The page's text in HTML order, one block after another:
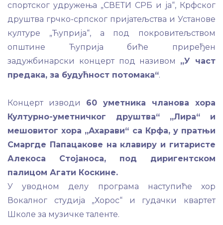
спортског удружења „СВЕТИ СРБ и ја“, Крфског
друштва грчко-српског пријатељства и Установе
културе „Ћуприја“, а под покровитељством
општине Ћуприја биће приређен
задужбинарски концерт под називом „У част
предака, за будућност потомака“.
Концерт изводи 60 уметника чланова хора
Културно-уметничког друштва“ „Лира“ и
мешовитог хора „Ахарави“ са Крфа, у пратњи
Смаргде Папацакове на клавиру и гитаристе
Алекоса Стојаноса, под диригентском
палицом Агати Коскине.
У уводном делу програма наступиће хор
Вокалног студија „Хорос“ и гудачки квартет
Школе за музичке таленте.